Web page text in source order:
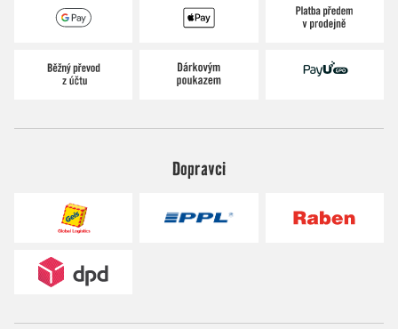
Dopravci